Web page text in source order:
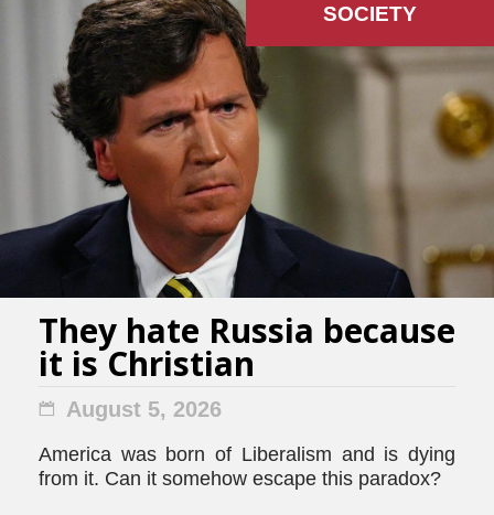
They hate Russia because
it is Christian
August 5, 2026
America was born of Liberalism and is dying
from it. Can it somehow escape this paradox?
SOCIETY